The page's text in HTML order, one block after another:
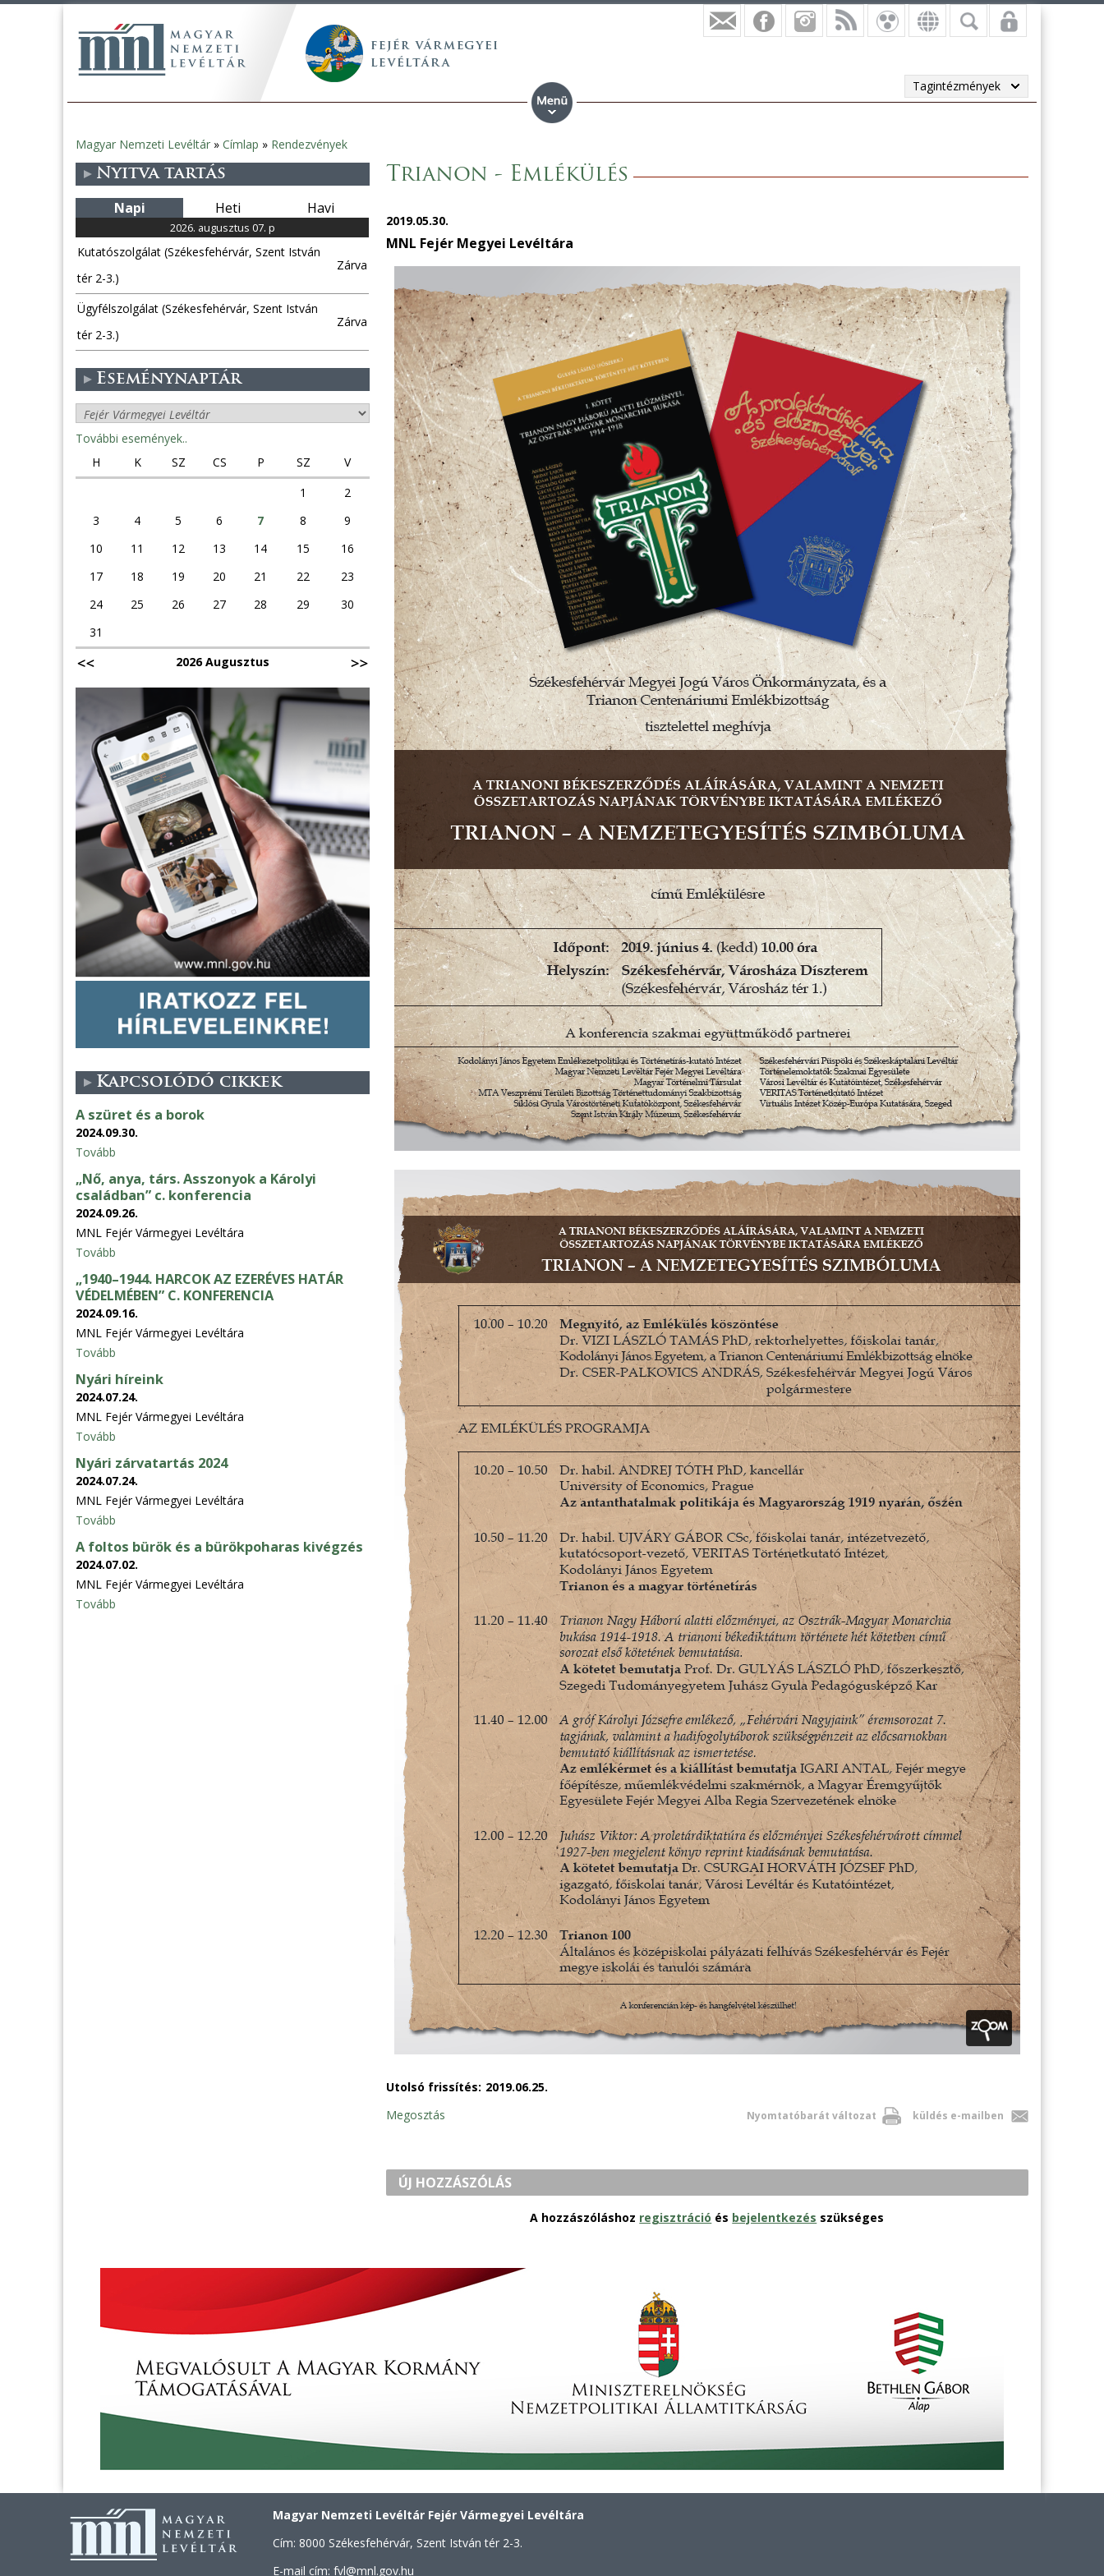
Tagintézmények
Jelenlegi
hely
Magyar Nemzeti Levéltár » Címlap » Rendezvények
Trianon - Emlékülés
2019.05.30.
MNL Fejér Megyei Levéltára
Utolsó frissítés: 2019.06.25.
Nyomtatóbarát változat küldés e-mailben
Megosztás
ÚJ HOZZÁSZÓLÁS
A hozzászóláshoz regisztráció és bejelentkezés szükséges
Nyitva tartás
Napi Heti Havi
2026. augusztus 07. p
Kutatószolgálat (Székesfehérvár, Szent István
tér 2-3.)
Zárva
Ügyfélszolgálat (Székesfehérvár, Szent István
tér 2-3.)
Zárva
Eseménynaptár
További események..
H
K SZ CS P SZ
V
1
2
3
4 5 6 7 8
9
10
11 12 13 14 15
16
17
18 19 20 21 22
23
24
25 26 27 28 29
30
31
2026 Augusztus
Kapcsolódó cikkek
A szüret és a borok
2024.09.30.
Tovább
„Nő, anya, társ. Asszonyok a Károlyi
családban” c. konferencia
2024.09.26.
MNL Fejér Vármegyei Levéltára
Tovább
„1940–1944. HARCOK AZ EZERÉVES HATÁR
VÉDELMÉBEN” C. KONFERENCIA
2024.09.16.
MNL Fejér Vármegyei Levéltára
Tovább
Nyári híreink
2024.07.24.
MNL Fejér Vármegyei Levéltára
Tovább
Nyári zárvatartás 2024
2024.07.24.
MNL Fejér Vármegyei Levéltára
Tovább
A foltos bürök és a bürökpoharas kivégzés
2024.07.02.
MNL Fejér Vármegyei Levéltára
Tovább
Magyar Nemzeti Levéltár Fejér Vármegyei Levéltára
Cím: 8000 Székesfehérvár, Szent István tér 2-3.
E-mail cím: fvl@mnl.gov.hu